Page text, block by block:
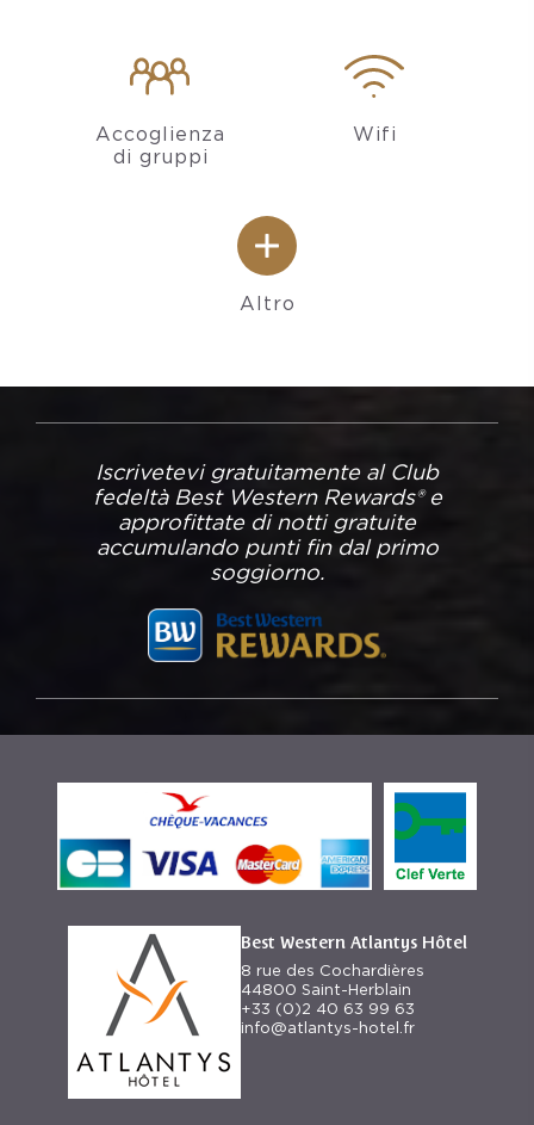
Accoglienza
di gruppi
Wifi
Altro
Iscrivetevi gratuitamente al Club
fedeltà Best Western Rewards® e
approfittate di notti gratuite
accumulando punti fin dal primo
soggiorno.
Best Western Atlantys Hôtel
8 rue des Cochardières
44800 Saint-Herblain
+33 (0)2 40 63 99 63
info@atlantys-hotel.fr